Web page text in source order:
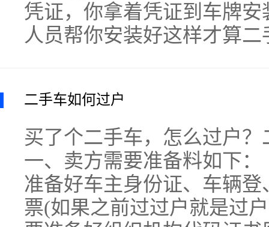
凭证，你拿着凭证到车牌
人员帮你安装好这样才算二
二手车如何过户
买了个二手车，怎么过户
一、卖方需要准备料如下：
准备好车主身份证、车辆
票(如果之前过过户就是过